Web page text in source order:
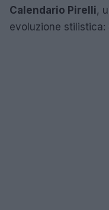
Calendario Pirelli,
evoluzione stilistica: